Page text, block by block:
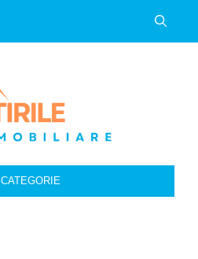
CATEGORIE